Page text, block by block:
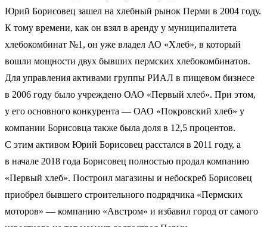
Юрий Борисовец зашел на хлебный рынок Перми в 2004 году.
К тому времени, как он взял в аренду у муниципалитета
хлебокомбинат №1, он уже владел АО «Хлеб», в который
вошли мощности двух бывших пермских хлебокомбинатов.
Для управления активами группы РИАЛ в пищевом бизнесе
в 2006 году было учреждено ОАО «Первый хлеб». При этом,
у его основного конкурента — ОАО «Покровский хлеб» у
компании Борисовца также была доля в 12,5 процентов.
С этим активом Юрий Борисовец расстался в 2011 году, а
в начале 2018 года Борисовец полностью продал компанию
«Первый хлеб». Построил магазины и небоскреб Борисовец
приобрел бывшего строительного подрядчика «Пермских
моторов» — компанию «Австром» и избавил город от самого